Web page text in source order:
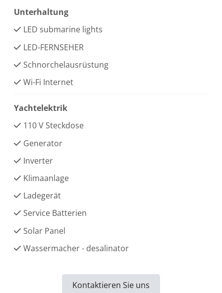
Unterhaltung
LED submarine lights
LED-FERNSEHER
Schnorchelausrüstung
Wi-Fi Internet
Yachtelektrik
110 V Steckdose
Generator
Inverter
Klimaanlage
Ladegerät
Service Batterien
Solar Panel
Wassermacher - desalinator
Kontaktieren Sie uns